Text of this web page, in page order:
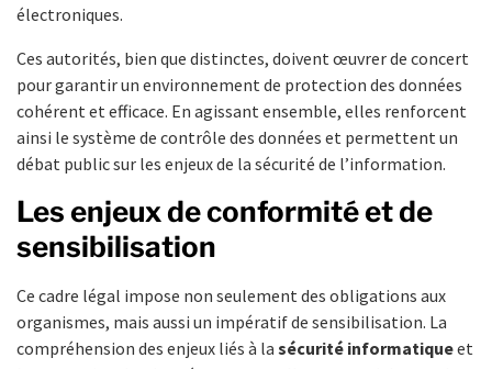
électroniques.
Ces autorités, bien que distinctes, doivent œuvrer de concert
pour garantir un environnement de protection des données
cohérent et efficace. En agissant ensemble, elles renforcent
ainsi le système de contrôle des données et permettent un
débat public sur les enjeux de la sécurité de l’information.
Les enjeux de conformité et de
sensibilisation
Ce cadre légal impose non seulement des obligations aux
organismes, mais aussi un impératif de sensibilisation. La
compréhension des enjeux liés à la sécurité informatiqueet